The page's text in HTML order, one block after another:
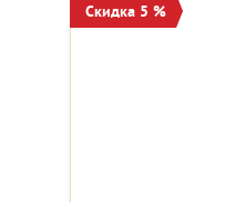
Скидка 5 %